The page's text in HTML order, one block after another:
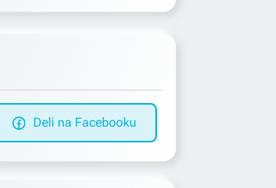
Deli na Facebooku